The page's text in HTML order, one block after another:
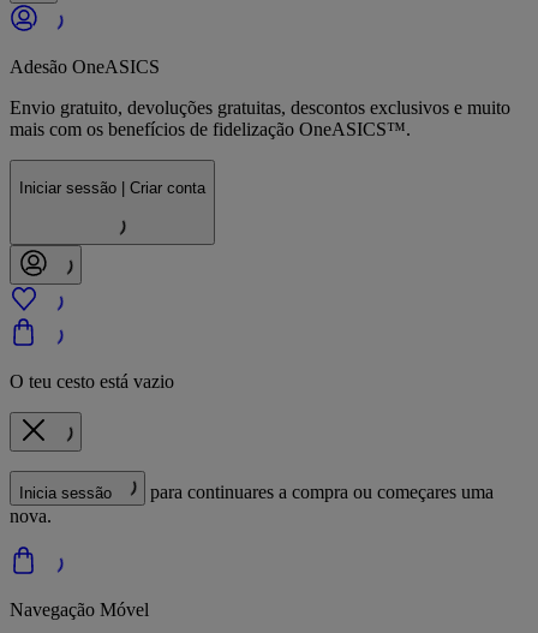
Adesão OneASICS
Envio gratuito, devoluções gratuitas, descontos exclusivos e muito
mais com os benefícios de fidelização OneASICS™.
Iniciar sessão | Criar conta
O teu cesto está vazio
Inicia sessão
para continuares a compra ou começares uma
nova.
Navegação Móvel